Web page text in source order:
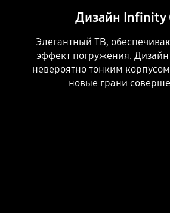
Дизайн Infinity
Элегантный ТВ,
эффект погружения.
невероятно тонким
новые грани